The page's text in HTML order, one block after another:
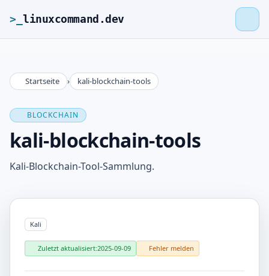
>_ linuxcommand.dev
>_linuxcommand.dev
Roadmap
Kontakt
Impressum
Datenschutz
Startseite › kali-blockchain-tools
BLOCKCHAIN
kali-blockchain-tools
Kali-Blockchain-Tool-Sammlung.
Kali
Zuletzt aktualisiert:2025-09-09 Fehler melden